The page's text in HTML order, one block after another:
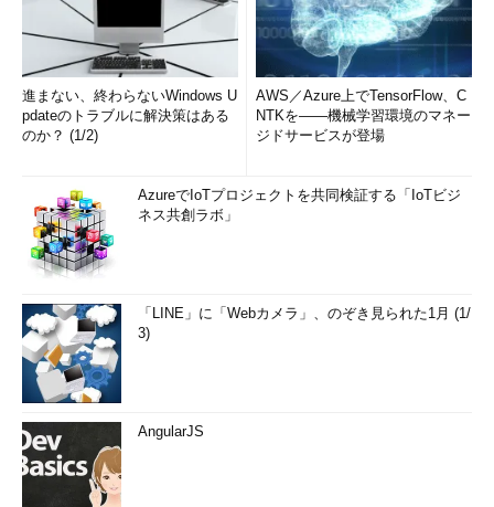
進まない、終わらないWindows U
pdateのトラブルに解決策はある
のか？ (1/2)
AWS／Azure上でTensorFlow、C
NTKを――機械学習環境のマネー
ジドサービスが登場
AzureでIoTプロジェクトを共同検証する「IoTビジ
ネス共創ラボ」
「LINE」に「Webカメラ」、のぞき見られた1月 (1/
3)
AngularJS